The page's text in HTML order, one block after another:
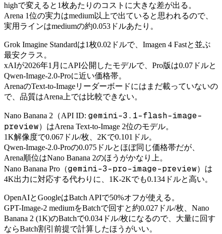
highで変えると1枚あたりのコストに大きな差が出る。
Arena 1位の実力はmedium以上で出ていると思われるので、
実用ラインはmediumの約0.053ドルあたり。
Grok Imagine Standardは1枚0.02ドルで、Imagen 4 Fastと並ぶ
最安クラス。
xAIが2026年1月にAPI公開したモデルで、Pro版は0.07ドルと
Qwen-Image-2.0-Proに近い価格帯。
ArenaのText-to-Imageリーダーボードにはまだ載っていないの
で、品質はArena上では比較できない。
Nano Banana 2（API ID: gemini-3.1-flash-image-
preview）はArena Text-to-Image 2位のモデル。
1K解像度で0.067ドル/枚、2Kで0.101ドル。
Qwen-Image-2.0-Proの0.075ドルとほぼ同じ価格帯だが、
Arena順位はNano Banana 2のほうがかなり上。
Nano Banana Pro（gemini-3-pro-image-preview）は
4K出力に対応する代わりに、1K-2Kでも0.134ドルと高い。
OpenAIとGoogleはBatch APIで50%オフが使える。
GPT-Image-2 mediumをBatchで回すと約0.027ドル/枚、Nano
Banana 2 (1K)のBatchで0.034ドル/枚になるので、大量に回す
ならBatch割引前提で計算したほうがいい。